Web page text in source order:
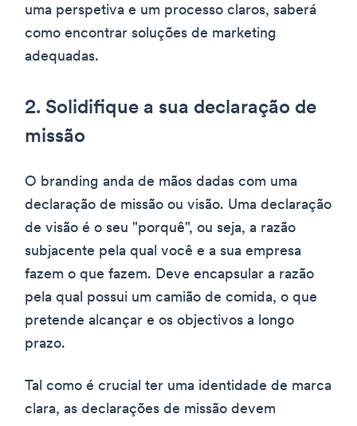
uma perspetiva e um processo claros, saberá
como encontrar soluções de marketing
adequadas.
2. Solidifique a sua declaração de
missão
O branding anda de mãos dadas com uma
declaração de missão ou visão. Uma declaração
de visão é o seu "porquê", ou seja, a razão
subjacente pela qual você e a sua empresa
fazem o que fazem. Deve encapsular a razão
pela qual possui um camião de comida, o que
pretende alcançar e os objectivos a longo
prazo.
Tal como é crucial ter uma identidade de marca
clara, as declarações de missão devem